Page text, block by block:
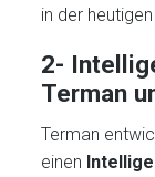
in der
2-
Terman
Terman
einen